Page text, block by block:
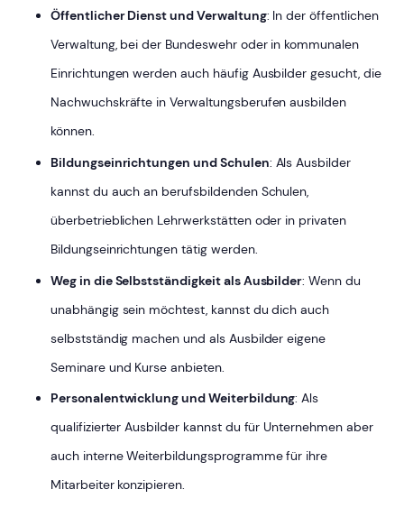
Öffentlicher Dienst und Verwaltung: In der öffentlichen
Verwaltung, bei der Bundeswehr oder in kommunalen
Einrichtungen werden auch häufig Ausbilder gesucht, die
Nachwuchskräfte in Verwaltungsberufen ausbilden
können.
Bildungseinrichtungen und Schulen: Als Ausbilder
kannst du auch an berufsbildenden Schulen,
überbetrieblichen Lehrwerkstätten oder in privaten
Bildungseinrichtungen tätig werden.
Weg in die Selbstständigkeit als Ausbilder: Wenn du
unabhängig sein möchtest, kannst du dich auch
selbstständig machen und als Ausbilder eigene
Seminare und Kurse anbieten.
Personalentwicklung und Weiterbildung: Als
qualifizierter Ausbilder kannst du für Unternehmen aber
auch interne Weiterbildungsprogramme für ihre
Mitarbeiter konzipieren.